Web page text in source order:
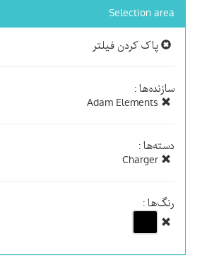
Selection area
پاک کردن فیلتر
سازنده‌ها :
دسته‌ها :
رنگ‌ها :